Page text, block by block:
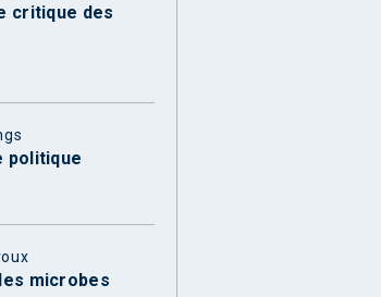
critique des
politique
microbes